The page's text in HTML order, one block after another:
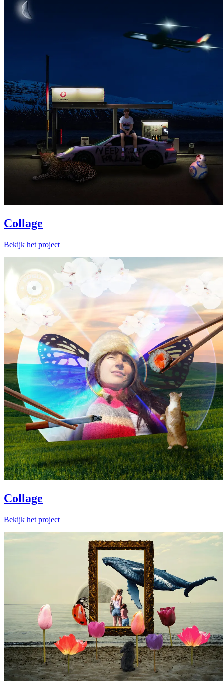
Collage
Bekijk het project
Collage
Bekijk het project